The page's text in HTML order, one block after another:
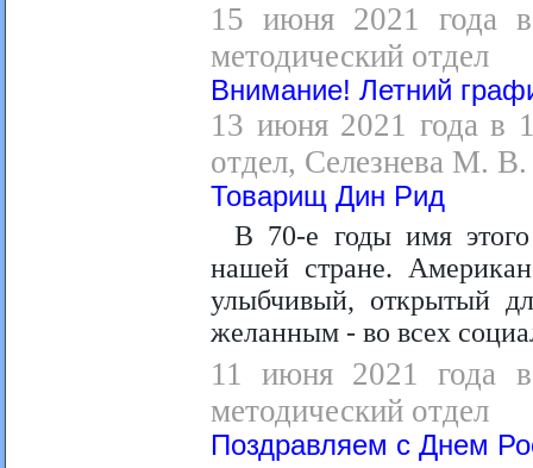
15 июня 2021 года в
методический отдел
Внимание! Летний
13 июня 2021 года в
отдел, Селезнева М. В.
Товарищ Дин Рид
В 70-е годы имя
нашей стране.
улыбчивый, открытый
желанным - во всех
11 июня 2021 года в
методический отдел
Поздравляем с Днем